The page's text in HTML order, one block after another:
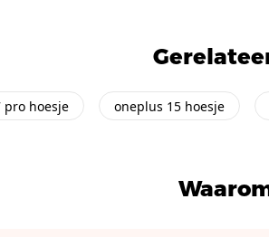
pro hoesje oneplus 15 hoesje